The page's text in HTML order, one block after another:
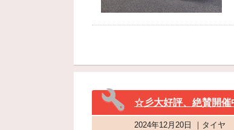
☆彡大好評、絶賛開催
2024年12月20日 ｜タイヤ